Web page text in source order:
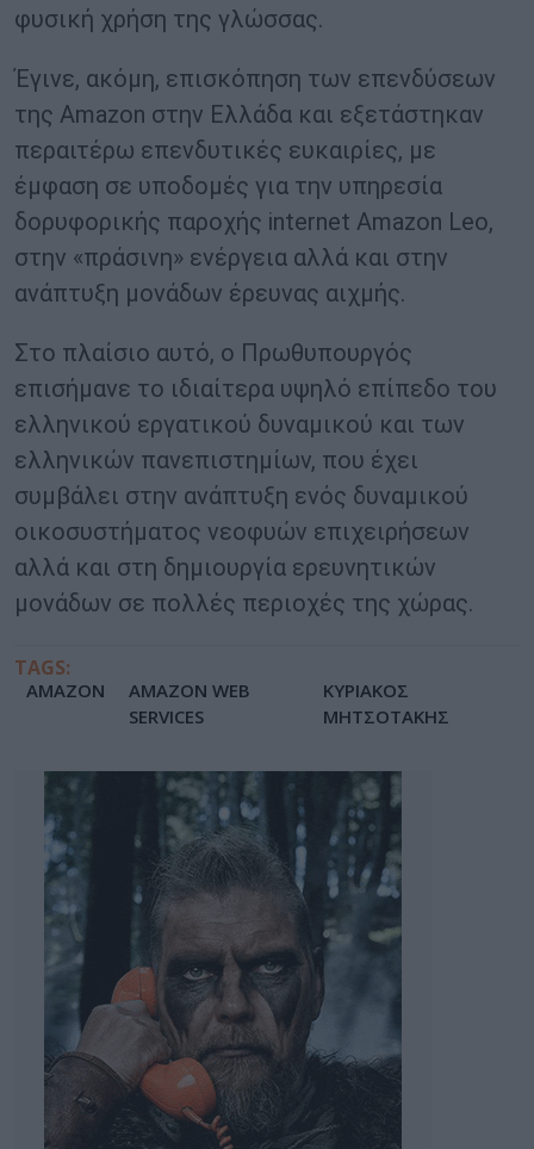
φυσική χρήση της γλώσσας.
Έγινε, ακόμη, επισκόπηση των επενδύσεων
της Amazon στην Ελλάδα και εξετάστηκαν
περαιτέρω επενδυτικές ευκαιρίες, με
έμφαση σε υποδομές για την υπηρεσία
δορυφορικής παροχής internet Amazon Leo,
στην «πράσινη» ενέργεια αλλά και στην
ανάπτυξη μονάδων έρευνας αιχμής.
Στο πλαίσιο αυτό, ο Πρωθυπουργός
επισήμανε το ιδιαίτερα υψηλό επίπεδο του
ελληνικού εργατικού δυναμικού και των
ελληνικών πανεπιστημίων, που έχει
συμβάλει στην ανάπτυξη ενός δυναμικού
οικοσυστήματος νεοφυών επιχειρήσεων
αλλά και στη δημιουργία ερευνητικών
μονάδων σε πολλές περιοχές της χώρας.
TAGS:
AMAZON
AMAZON WEB
SERVICES
ΚΥΡΙΑΚΟΣ
ΜΗΤΣΟΤΑΚΗΣ